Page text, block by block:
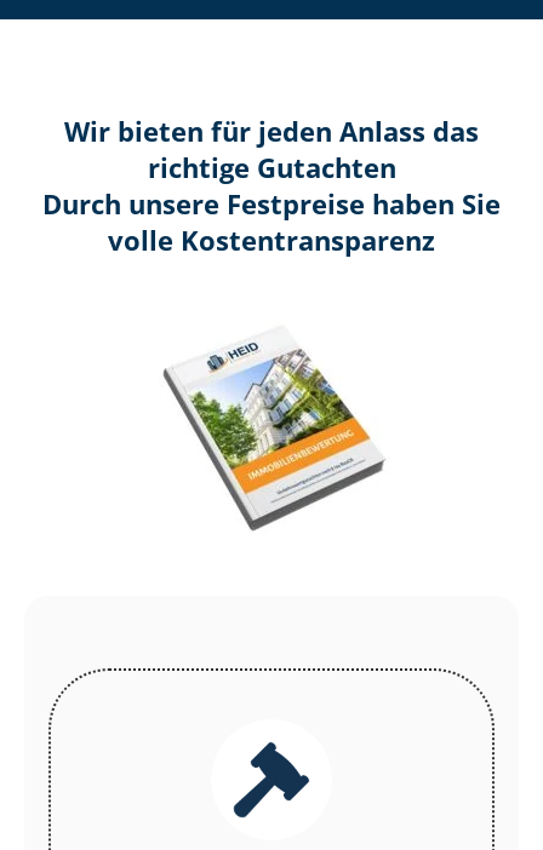
Wir bieten für jeden Anlass das
richtige Gutachten
Durch unsere Festpreise haben Sie
volle Kosten­transparenz